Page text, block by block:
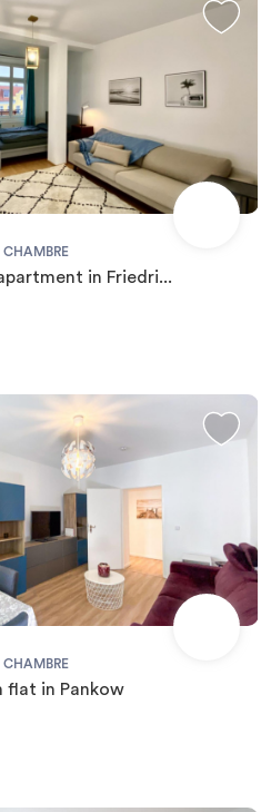
CHAMBRE
in Friedri...
CHAMBRE
flat in Pankow